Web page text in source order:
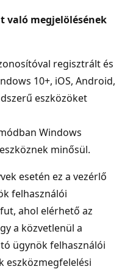
való megjelölésének
regisztrált és
10+, iOS, Android,
eszközöket
Windows
minősül.
esetén ez a vezérlő
felhasználói
ahol elérhető az
a közvetlenül a
ügynök felhasználói
eszközmegfelelési